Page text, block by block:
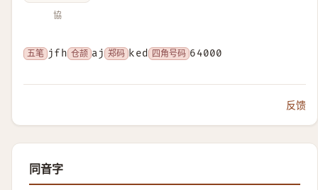
協
五笔 jfh 仓颉 aj 郑码 ked 四角号码 64000
反馈
同音字